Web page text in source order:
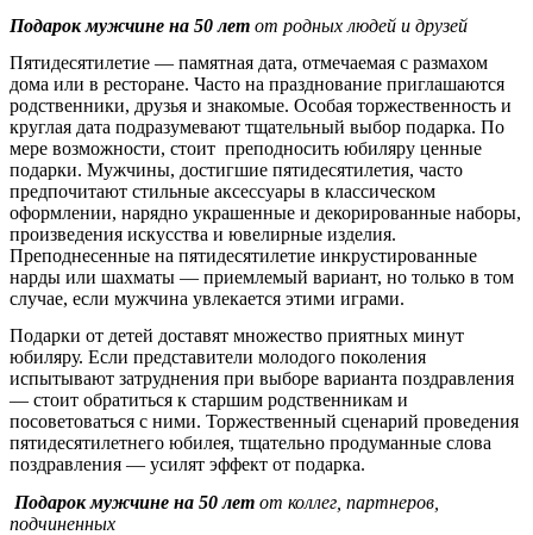
Подарок мужчине на 50 лет от родных людей и друзей
Пятидесятилетие — памятная дата, отмечаемая с размахом
дома или в ресторане. Часто на празднование приглашаются
родственники, друзья и знакомые. Особая торжественность и
круглая дата подразумевают тщательный выбор подарка. По
мере возможности, стоит преподносить юбиляру ценные
подарки. Мужчины, достигшие пятидесятилетия, часто
предпочитают стильные аксессуары в классическом
оформлении, нарядно украшенные и декорированные наборы,
произведения искусства и ювелирные изделия.
Преподнесенные на пятидесятилетие инкрустированные
нарды или шахматы — приемлемый вариант, но только в том
случае, если мужчина увлекается этими играми.
Подарки от детей доставят множество приятных минут
юбиляру. Если представители молодого поколения
испытывают затруднения при выборе варианта поздравления
— стоит обратиться к старшим родственникам и
посоветоваться с ними. Торжественный сценарий проведения
пятидесятилетнего юбилея, тщательно продуманные слова
поздравления — усилят эффект от подарка.
Подарок мужчине на 50 лет от коллег, партнеров,
подчиненных